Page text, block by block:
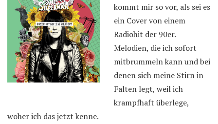
kommt mir so vor, als sei es
ein Cover von einem
Radiohit der 90er.
Melodien, die ich sofort
mitbrummeln kann und bei
denen sich meine Stirn in
Falten legt, weil ich
krampfhaft überlege,
woher ich das jetzt kenne.